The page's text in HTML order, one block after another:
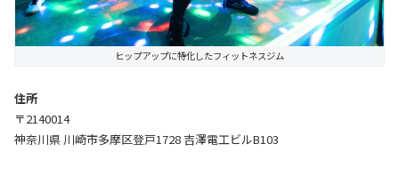
ヒップアップに特化したフィットネスジム
住所
〒2140014
神奈川県 川崎市多摩区登戸1728 吉澤電工ビルB103